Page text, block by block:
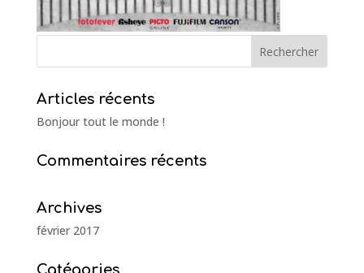
Articles récents
Bonjour tout le monde !
Commentaires récents
Archives
février 2017
Catégories